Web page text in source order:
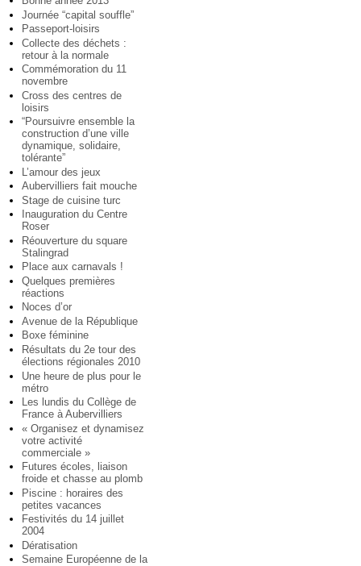
Journée “capital souffle”
Passeport-loisirs
Collecte des déchets :
retour à la normale
Commémoration du 11
novembre
Cross des centres de
loisirs
“Poursuivre ensemble la
construction d’une ville
dynamique, solidaire,
tolérante”
L’amour des jeux
Aubervilliers fait mouche
Stage de cuisine turc
Inauguration du Centre
Roser
Réouverture du square
Stalingrad
Place aux carnavals !
Quelques premières
réactions
Noces d’or
Avenue de la République
Boxe féminine
Résultats du 2e tour des
élections régionales 2010
Une heure de plus pour le
métro
Les lundis du Collège de
France à Aubervilliers
« Organisez et dynamisez
votre activité
commerciale »
Futures écoles, liaison
froide et chasse au plomb
Piscine : horaires des
petites vacances
Festivités du 14 juillet
2004
Dératisation
Semaine Européenne de la